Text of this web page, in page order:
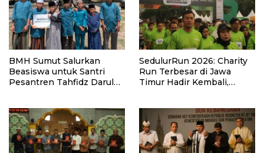
BMH Sumut Salurkan
Beasiswa untuk Santri
Pesantren Tahfidz Darul
SedulurRun 2026: Charity
Run Terbesar di Jawa
Timur Hadir Kembali,
Santri dan Guru Honorer